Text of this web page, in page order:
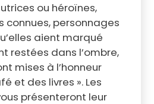
ou héroïnes,
connues, personnages
aient marqué
restées dans l’ombre,
mises à l’honneur
et des livres ». Les
présenteront leur